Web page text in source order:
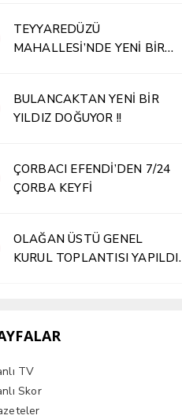
TEYYAREDÜZÜ
MAHALLESİ’NDE YENİ BİR
BULANCAKTAN YENİ BİR
YILDIZ DOĞUYOR !!
ÇORBACI EFENDİ’DEN 7/24
ÇORBA KEYFİ
OLAĞAN ÜSTÜ GENEL
KURUL TOPLANTISI YAPILDI.
TV
Skor